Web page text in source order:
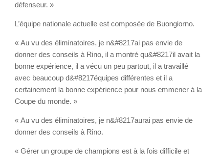
défenseur. »
L’équipe nationale actuelle est composée de Buongiorno.
« Au vu des éliminatoires, je n&#8217ai pas envie de
donner des conseils à Rino, il a montré qu&#8217il avait la
bonne expérience, il a vécu un peu partout, il a travaillé
avec beaucoup d&#8217équipes différentes et il a
certainement la bonne expérience pour nous emmener à la
Coupe du monde. »
« Au vu des éliminatoires, je n&#8217aurai pas envie de
donner des conseils à Rino.
« Gérer un groupe de champions est à la fois difficile et